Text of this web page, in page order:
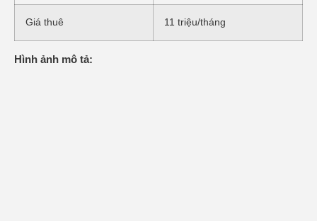
Giá thuê 11 triệu/tháng
Hình ảnh mô tả: